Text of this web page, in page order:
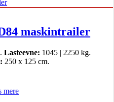
maskintrailer
Lasteevne: 1045 | 2250 kg.
250 x 125 cm.
mere